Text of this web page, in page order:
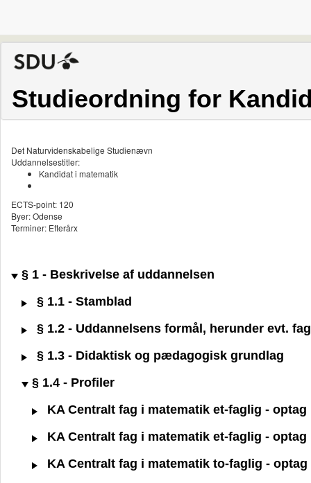
Studieordning for
Det Naturvidenskabelige Studienævn
Uddannelsestitler:
Kandidat i matematik
ECTS-point: 120
Byer: Odense
Terminer: Efterårx
§ 1 - Beskrivelse af uddannelsen
§ 1.1 - Stamblad
§ 1.2 - Uddannelsens formål, herunder evt.
§ 1.3 - Didaktisk og pædagogisk grundlag
§ 1.4 - Profiler
KA Centralt fag i matematik et-faglig - optag
KA Centralt fag i matematik et-faglig - optag
KA Centralt fag i matematik to-faglig - optag